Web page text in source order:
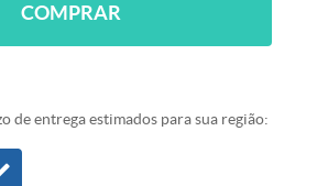
COMPRAR
de entrega estimados para sua região: